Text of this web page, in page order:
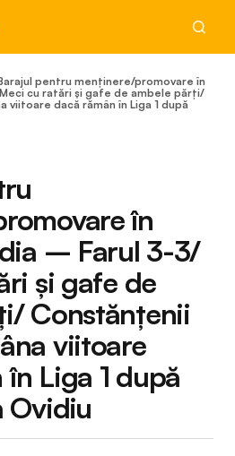
pentru menținere/promovare în
cu ratări și gafe de ambele părți/
viitoare dacă rămân în Liga 1 după
în
– Farul 3-3/
și gafe de
Constănțenii
viitoare
Liga 1 după
Ovidiu